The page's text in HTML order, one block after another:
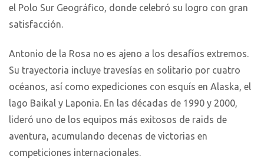
el Polo Sur Geográfico, donde celebró su logro con gran
satisfacción.
Antonio de la Rosa no es ajeno a los desafíos extremos.
Su trayectoria incluye travesías en solitario por cuatro
océanos, así como expediciones con esquís en Alaska, el
lago Baikal y Laponia. En las décadas de 1990 y 2000,
lideró uno de los equipos más exitosos de raids de
aventura, acumulando decenas de victorias en
competiciones internacionales.